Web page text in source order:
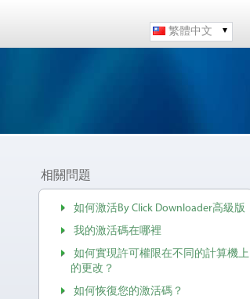
繁體中文
相關問題
如何激活By Click Downloader高級版
我的激活碼在哪裡
如何實現許可權限在不同的計算機上
的更改？
如何恢復您的激活碼？